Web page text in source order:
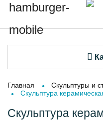
Главная Скульптуры и
Скульптура
Скульптура